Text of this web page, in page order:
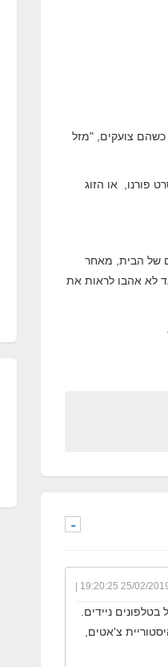
כשהם צועקים, "מזל
פורנו, או הזוג
של הבית, מאחר
לא אהבו לראות את
-
25/02/2019
ניידים.
צ'אטים,